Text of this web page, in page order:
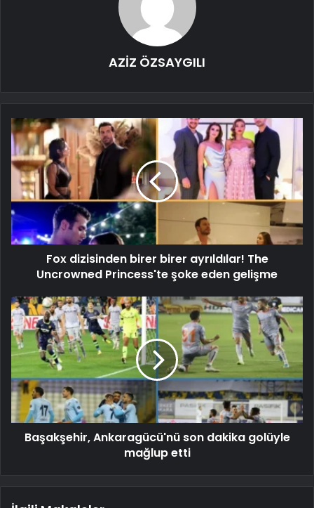
AZİZ ÖZSAYGILI
Fox dizisinden birer birer ayrıldılar! The
Uncrowned Princess'te şoke eden gelişme
Başakşehir, Ankaragücü'nü son dakika golüyle
mağlup etti